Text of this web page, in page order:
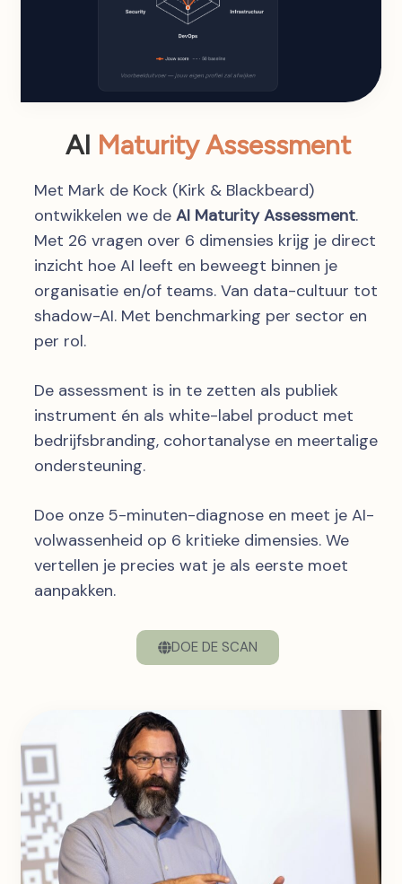
AI Maturity Assessment
Met Mark de Kock (Kirk & Blackbeard)
ontwikkelen we de AI Maturity Assessment.
Met 26 vragen over 6 dimensies krijg je direct
inzicht hoe AI leeft en beweegt binnen je
organisatie en/of teams. Van data-cultuur tot
shadow-AI. Met benchmarking per sector en
per rol.
De assessment is in te zetten als publiek
instrument én als white-label product met
bedrijfsbranding, cohortanalyse en meertalige
ondersteuning.
Doe onze 5-minuten-diagnose en meet je AI-
volwassenheid op 6 kritieke dimensies. We
vertellen je precies wat je als eerste moet
aanpakken.
DOE DE SCAN